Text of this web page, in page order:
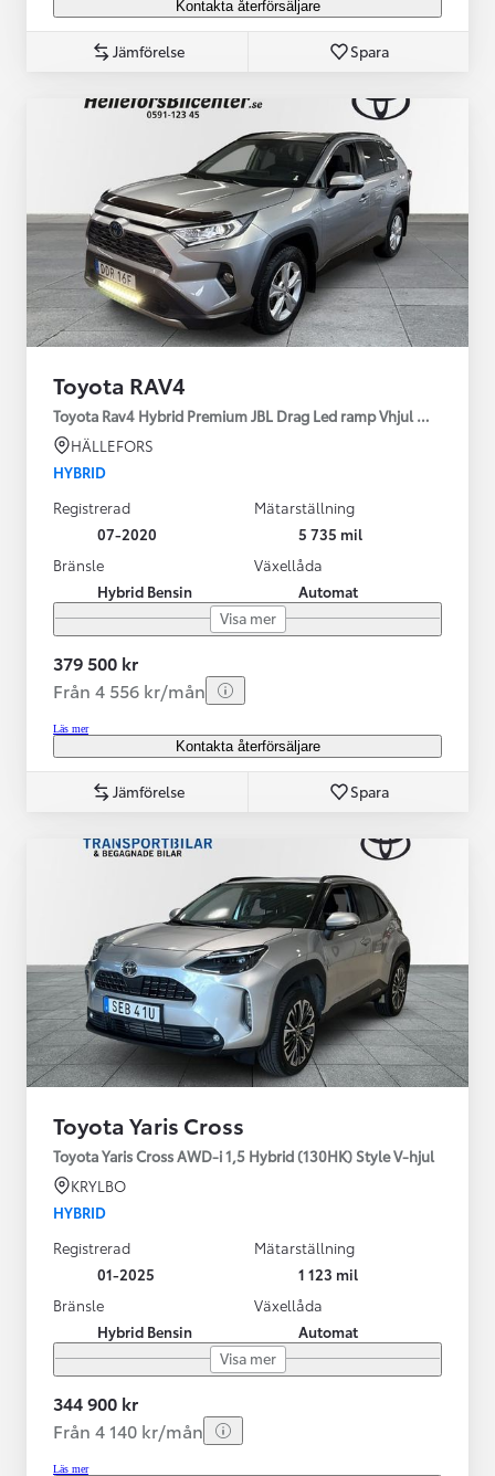
Kontakta återförsäljare
Jämförelse Spara
Toyota RAV4
Toyota Rav4 Hybrid Premium JBL Drag Led ramp Vhjul motorv
HÄLLEFORS
HYBRID
Registrerad
07-2020
Mätarställning
5 735 mil
Bränsle
Hybrid Bensin
Växellåda
Automat
Visa mer
379 500 kr
Från 4 556 kr/mån
Läs mer
Kontakta återförsäljare
Jämförelse Spara
Toyota Yaris Cross
Toyota Yaris Cross AWD-i 1,5 Hybrid (130HK) Style V-hjul
KRYLBO
HYBRID
Registrerad
01-2025
Mätarställning
1 123 mil
Bränsle
Hybrid Bensin
Växellåda
Automat
Visa mer
344 900 kr
Från 4 140 kr/mån
Läs mer